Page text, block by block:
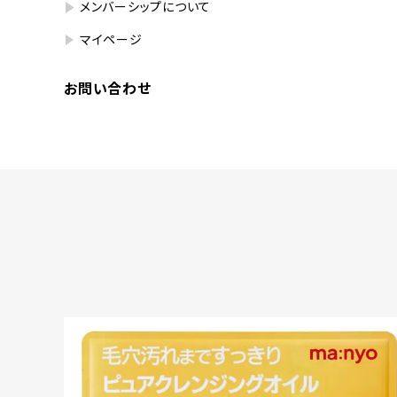
メンバーシップについて
マイページ
お問い合わせ